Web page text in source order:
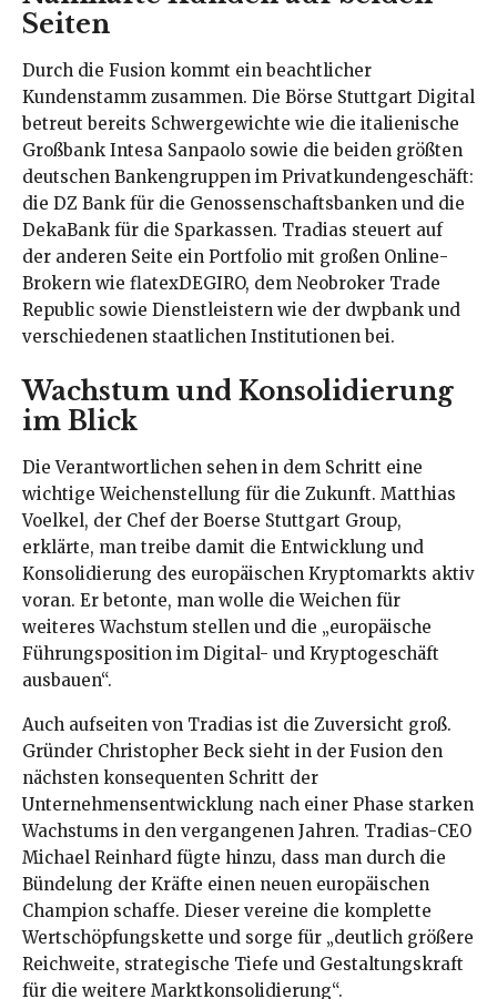
Seiten
Durch die Fusion kommt ein beachtlicher
Kundenstamm zusammen. Die Börse Stuttgart Digital
betreut bereits Schwergewichte wie die italienische
Großbank Intesa Sanpaolo sowie die beiden größten
deutschen Bankengruppen im Privatkundengeschäft:
die DZ Bank für die Genossenschaftsbanken und die
DekaBank für die Sparkassen. Tradias steuert auf
der anderen Seite ein Portfolio mit großen Online-
Brokern wie flatexDEGIRO, dem Neobroker Trade
Republic sowie Dienstleistern wie der dwpbank und
verschiedenen staatlichen Institutionen bei.
Wachstum und Konsolidierung
im Blick
Die Verantwortlichen sehen in dem Schritt eine
wichtige Weichenstellung für die Zukunft. Matthias
Voelkel, der Chef der Boerse Stuttgart Group,
erklärte, man treibe damit die Entwicklung und
Konsolidierung des europäischen Kryptomarkts aktiv
voran. Er betonte, man wolle die Weichen für
weiteres Wachstum stellen und die „europäische
Führungsposition im Digital- und Kryptogeschäft
ausbauen“.
Auch aufseiten von Tradias ist die Zuversicht groß.
Gründer Christopher Beck sieht in der Fusion den
nächsten konsequenten Schritt der
Unternehmensentwicklung nach einer Phase starken
Wachstums in den vergangenen Jahren. Tradias-CEO
Michael Reinhard fügte hinzu, dass man durch die
Bündelung der Kräfte einen neuen europäischen
Champion schaffe. Dieser vereine die komplette
Wertschöpfungskette und sorge für „deutlich größere
Reichweite, strategische Tiefe und Gestaltungskraft
für die weitere Marktkonsolidierung“.